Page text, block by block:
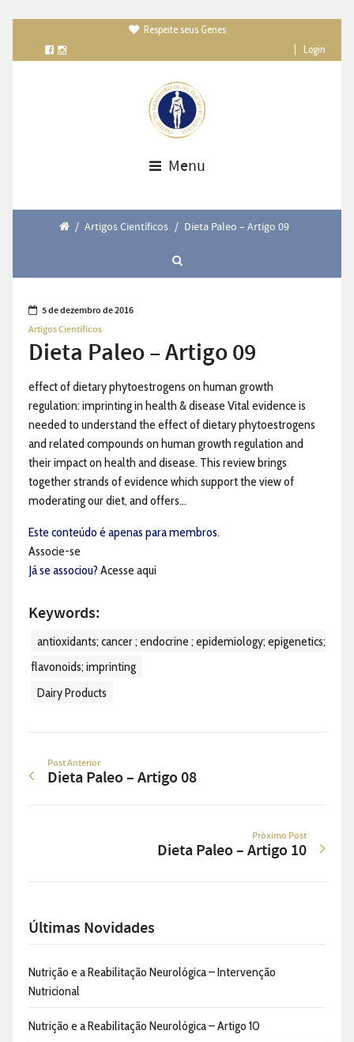
Respeite seus Genes
Login
Menu
/ Artigos Científicos / Dieta Paleo – Artigo 09
5 de dezembro de 2016
Artigos Científicos
Dieta Paleo – Artigo 09
effect of dietary phytoestrogens on human growth
regulation: imprinting in health & disease Vital evidence is
needed to understand the effect of dietary phytoestrogens
and related compounds on human growth regulation and
their impact on health and disease. This review brings
together strands of evidence which support the view of
moderating our diet, and offers...
Este conteúdo é apenas para membros.
Associe-se
Já se associou? Acesse aqui
Keywords:
antioxidants; cancer ; endocrine ; epidemiology; epigenetics;
flavonoids; imprinting
Dairy Products
Post Anterior
Dieta Paleo – Artigo 08
Próximo Post
Dieta Paleo – Artigo 10
Últimas Novidades
Nutrição e a Reabilitação Neurológica – Intervenção
Nutricional
Nutrição e a Reabilitação Neurológica – Artigo 10